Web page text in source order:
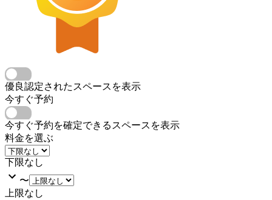
優良認定されたスペースを表示
今すぐ予約
今すぐ予約を確定できるスペースを表示
料金を選ぶ
下限なし
〜
上限なし